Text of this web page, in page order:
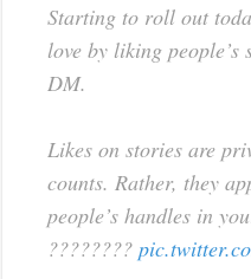
Starting to roll out
love by liking
DM.
Likes on stories are
counts. Rather, they
people’s handles in
????????